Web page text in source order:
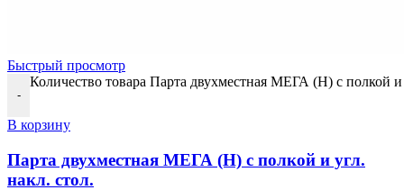
Быстрый просмотр
-
Количество товара Парта двухместная МЕГА (Н) с полкой и
В корзину
Парта двухместная МЕГА (Н) с полкой и угл.
накл. стол.